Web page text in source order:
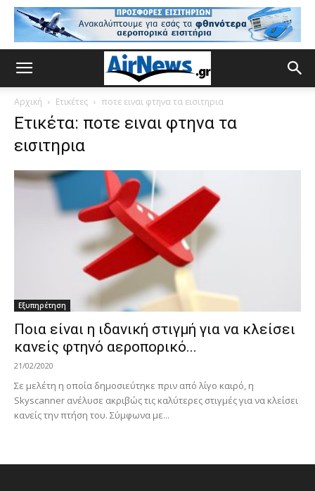
Αρχική Ετικέτες ποτε ειναι φτηνα τα εισιτηρια
Ετικέτα: ποτε ειναι φτηνα τα
εισιτηρια
Εξυπηρέτηση
Ποια είναι η ιδανική στιγμή για να κλείσει
κανείς φτηνό αεροπορικό...
21/02/2020
Σε μελέτη η οποία δημοσιεύτηκε πριν από λίγο καιρό, η
Skyscanner ανέλυσε ακριβώς τις καλύτερες στιγμές για να κλείσει
κανείς την πτήση του. Σύμφωνα με...